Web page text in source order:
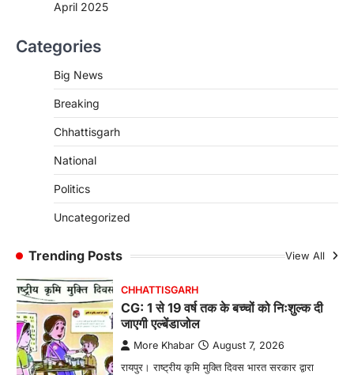
April 2025
Categories
Big News
Breaking
Chhattisgarh
National
Politics
Uncategorized
Trending Posts View All
जशपुर जिले की 5 माह की मासूम…
CG: छिपली की दीदियों का कमाल, बकरी
बनाने की दिशा में जिले के नगरी…
CHHATTISGARH
CG: 1 से 19 वर्ष तक के बच्चों को निःशुल्क दी
जाएगी एल्बेंडाजोल
More Khabar August 7, 2026
रायपुर। राष्ट्रीय कृमि मुक्ति दिवस भारत सरकार द्वारा